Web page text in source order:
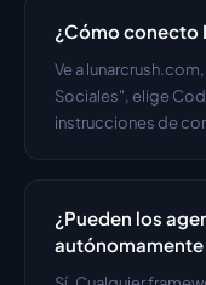
¿Cómo conecto
Ve a
Sociales", elige
instrucciones de
¿Pueden los
autónomamente